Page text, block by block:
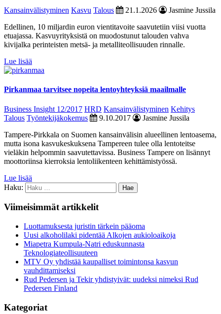
Kansainvälistyminen Kasvu Talous 21.1.2026
Jasmine Jussila
Edellinen, 10 miljardin euron vientitavoite saavutetiin viisi vuotta
etuajassa. Kasvuyrityksistä on muodostunut talouden vahva
kivijalka perinteisten metsä- ja metalliteollisuuden rinnalle.
Lue lisää
Pirkanmaa tarvitsee nopeita lentoyhteyksiä maailmalle
Business Insight 12/2017 HRD Kansainvälistyminen Kehitys
Talous Työntekijäkokemus 9.10.2017
Jasmine Jussila
Tampere-Pirkkala on Suomen kansainvälisin alueellinen lentoasema,
mutta isona kasvukeskuksena Tampereen tulee olla lentoteitse
vieläkin helpommin saavutettavissa. Business Tampere on lisännyt
moottoriinsa kierroksia lentoliikenteen kehittämistyössä.
Lue lisää
Haku:
Viimeisimmät artikkelit
Luottamuksesta juristin tärkein pääoma
Uusi alkoholilaki pidentää Alkojen aukioloaikoja
Miapetra Kumpula-Natri eduskunnasta
Teknologiateollisuuteen
MTV Oy yhdistää kaupalliset toimintonsa kasvun
vauhdittamiseksi
Rud Pedersen ja Tekir yhdistyivät: uudeksi nimeksi Rud
Pedersen Finland
Kategoriat